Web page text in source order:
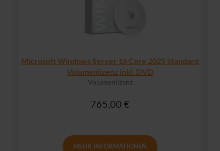
Microsoft Windows Server 16 Core 2025 Standard
Volumenlizenz inkl. DVD
Volumenlizenz
765,00 €
MEHR INFORMATIONEN